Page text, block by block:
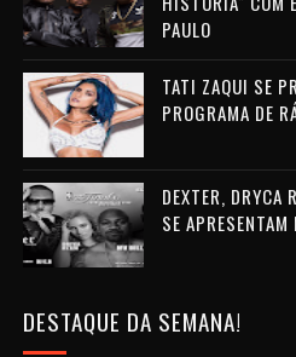
PAULO
TATI ZAQUI SE
PROGRAMA DE
DEXTER, DRYCA
SE
DESTAQUE DA SEMANA!